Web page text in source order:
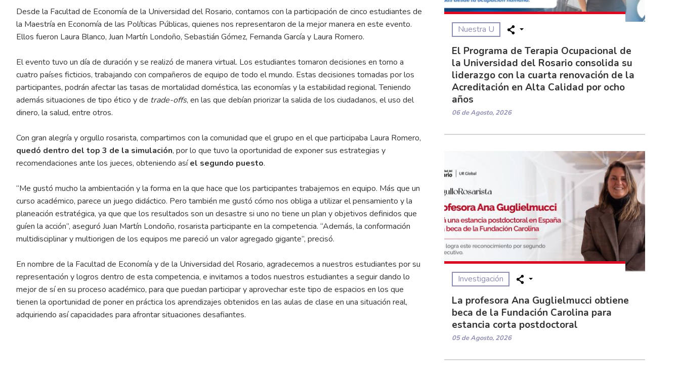
Desde la Facultad de Economía de la Universidad del Rosario, contamos con la participación de cinco estudiantes de
la Maestría en Economía de las Políticas Públicas, quienes nos representaron de la mejor manera en este evento.
Ellos fueron Laura Blanco, Juan Martín Londoño, Sebastián Gómez, Fernanda García y Laura Romero.
El evento tuvo un día de duración y se realizó de manera virtual. Los estudiantes tomaron decisiones en torno a
cuatro países ficticios, trabajando con compañeros de equipo de todo el mundo. Estas decisiones tomadas por los
participantes, podrán afectar las tasas de mortalidad doméstica, las economías y la estabilidad regional. Teniendo
además situaciones de tipo ético y de trade-offs, en las que debían priorizar la salida de los ciudadanos, el uso del
dinero, la salud, entre otros.
Con gran alegría y orgullo rosarista, compartimos con la comunidad que el grupo en el que participaba Laura Romero,
quedó dentro del top 3 de la simulación, por lo que tuvo la oportunidad de exponer sus estrategias y
recomendaciones ante los jueces, obteniendo asíel segundo puesto.
“Me gustó mucho la ambientación y la forma en la que hace que los participantes trabajemos en equipo. Más que un
curso académico, parece un juego didáctico. Pero también me gustó cómo nos obliga a utilizar el pensamiento y la
planeación estratégica, ya que que los resultados son un desastre si uno no tiene un plan y objetivos definidos que
guíen la acción”, aseguró Juan Martín Londoño, rosarista participante en la competencia. “Además, la conformación
multidisciplinar y multiorigen de los equipos me pareció un valor agregado gigante”, precisó.
En nombre de la Facultad de Economía y de la Universidad del Rosario, agradecemos a nuestros estudiantes por su
representación y logros dentro de esta competencia, e invitamos a todos nuestros estudiantes a seguir dando lo
mejor de sí en su proceso académico, para que puedan participar y aprovechar este tipo de espacios en los que
tienen la oportunidad de poner en práctica los aprendizajes obtenidos en las aulas de clase en una situación real,
adquiriendo así capacidades para afrontar situaciones desafiantes.
Nuestra U
El Programa de Terapia Ocupacional de
la Universidad del Rosario consolida su
liderazgo con la cuarta renovación de la
Acreditación en Alta Calidad por ocho
años
06 de Agosto, 2026
Investigación
La profesora Ana Guglielmucci obtiene
beca de la Fundación Carolina para
estancia corta postdoctoral
05 de Agosto, 2026